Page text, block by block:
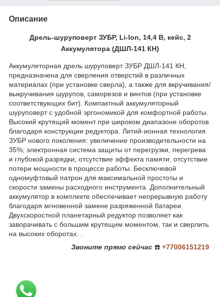
Описание
Дрель-шуруповерт ЗУБР, Li-Ion, 14,4 В, кейс, 2
Аккумулятора (ДШЛ-141 КН)
Аккумуляторная дрель шуруповерт ЗУБР ДШЛ-141 КН,
предназначена для сверления отверстий в различных
материалах (при установке сверла), а также для вкручивания/
выкручивания шурупов, саморезов и винтов (при установке
соответствующих бит). Компактный аккумуляторный
шуруповерт с удобной эргономикой для комфортной работы.
Высокий крутящий момент при широком диапазоне оборотов
благодаря конструкции редуктора. Литий-ионная технология
ЗУБР нового поколения: увеличение производительности на
35%; электронная система защиты от перегрузки, перегрева
и глубокой разрядки; отсутствие эффекта памяти; отсутствие
потери мощности в процессе работы. Бесключевой
одномуфтовый патрон для максимальной простоты и
скорости замены расходного инструмента. Дополнительный
аккумулятор в комплекте обеспечивает непрерывную работу
благодаря мгновенной замене разряженной батареи.
Двухскоростной планетарный редуктор позволяет как
заворачивать с большим крутящим моментом, так и сверлить
на высоких оборотах. .
Звоните прямо сейчас ☎️ +77006151219